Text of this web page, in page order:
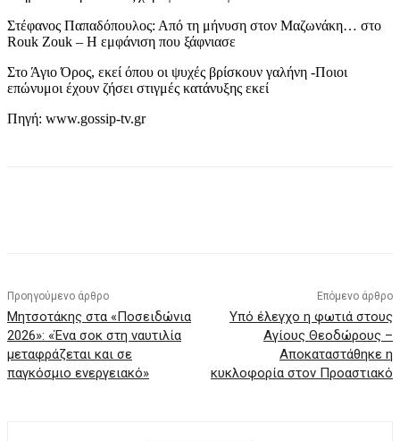
Στέφανος Παπαδόπουλος: Από τη μήνυση στον Μαζωνάκη… στο
Rouk Zouk – Η εμφάνιση που ξάφνιασε
Στο Άγιο Όρος, εκεί όπου οι ψυχές βρίσκουν γαλήνη -Ποιοι
επώνυμοι έχουν ζήσει στιγμές κατάνυξης εκεί
Πηγή: www.gossip-tv.gr
Προηγούμενο άρθρο
Μητσοτάκης στα «Ποσειδώνια
2026»: «Ένα σοκ στη ναυτιλία
μεταφράζεται και σε
παγκόσμιο ενεργειακό»
Επόμενο άρθρο
Υπό έλεγχο η φωτιά στους
Αγίους Θεοδώρους –
Αποκαταστάθηκε η
κυκλοφορία στον Προαστιακό